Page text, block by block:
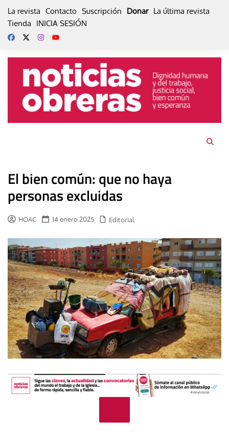
La revista Contacto Suscripción Donar La última revista
Tienda
INICIA SESIÓN
El bien común: que no haya
personas excluidas
HOAC 14 enero 2025 Editorial